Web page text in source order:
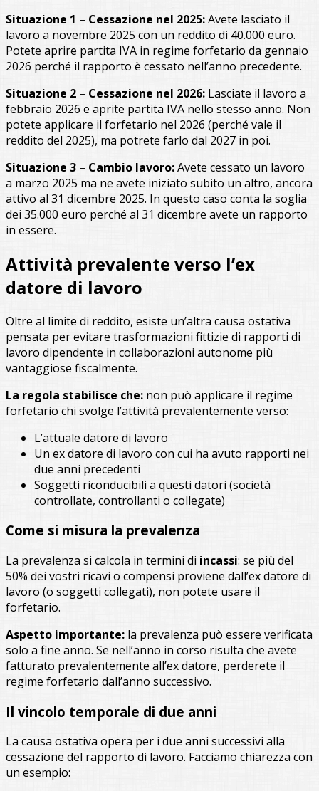
Situazione 1 – Cessazione nel 2025:Avete lasciato il
lavoro a novembre 2025 con un reddito di 40.000 euro.
Potete aprire partita IVA in regime forfetario da gennaio
2026 perché il rapporto è cessato nell’anno precedente.
Situazione 2 – Cessazione nel 2026: Lasciate il lavoro a
febbraio 2026 e aprite partita IVA nello stesso anno. Non
potete applicare il forfetario nel 2026 (perché vale il
reddito del 2025), ma potrete farlo dal 2027 in poi.
Situazione 3 – Cambio lavoro:Avete cessato un lavoro
a marzo 2025 ma ne avete iniziato subito un altro, ancora
attivo al 31 dicembre 2025. In questo caso conta la soglia
dei 35.000 euro perché al 31 dicembre avete un rapporto
in essere.
Attività prevalente verso l’ex
datore di lavoro
Oltre al limite di reddito, esiste un’altra causa ostativa
pensata per evitare trasformazioni fittizie di rapporti di
lavoro dipendente in collaborazioni autonome più
vantaggiose fiscalmente.
La regola stabilisce che: non può applicare il regime
forfetario chi svolge l’attività prevalentemente verso:
L’attuale datore di lavoro
Un ex datore di lavoro con cui ha avuto rapporti nei
due anni precedenti
Soggetti riconducibili a questi datori (società
controllate, controllanti o collegate)
Come si misura la prevalenza
La prevalenza si calcola in termini di incassi: se più del
50% dei vostri ricavi o compensi proviene dall’ex datore di
lavoro (o soggetti collegati), non potete usare il
forfetario.
Aspetto importante: la prevalenza può essere verificata
solo a fine anno. Se nell’anno in corso risulta che avete
fatturato prevalentemente all’ex datore, perderete il
regime forfetario dall’anno successivo.
Il vincolo temporale di due anni
La causa ostativa opera per i due anni successivi alla
cessazione del rapporto di lavoro. Facciamo chiarezza con
un esempio: